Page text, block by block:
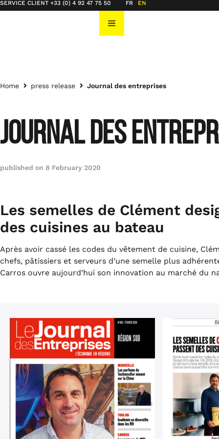
SERVICE CLIENT +33 (0) 4 92 47 75 50 FR EN
Home press release Journal des entreprises
JOURNAL DES
published on 8 February 2020
Les semelles de Clément
des cuisines au bateau
Après avoir cassé les codes du vêtement de cuisine,
chefs, pâtissiers et serveurs d’une semelle plus
Carros ouvre aujourd’hui son innovation au marché du